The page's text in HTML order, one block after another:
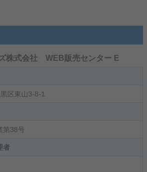
株式会社 WEB販売センター E
区東山3-8-1
第38号
者